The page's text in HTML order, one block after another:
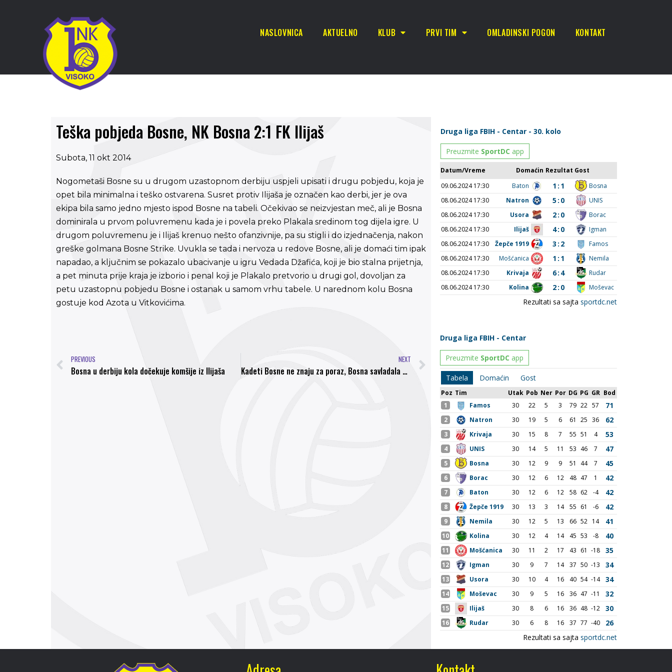
NASLOVNICA AKTUELNO KLUB PRVI TIM OMLADINSKI POGON KONTAKT
Teška pobjeda Bosne, NK Bosna 2:1 FK Ilijaš
Subota, 11 okt 2014
Nogometaši Bosne su u drugom uzastopnom derbiju uspjeli upisati i drugu pobjedu, koja je
opet bila minimalna i teško ostvarena. Susret protiv Ilijaša je označen kao derbi, jer je ova
ekipa bila samo jedno mjesto ispod Bosne na tabeli. Očekivao se neizvjestan meč, ali je Bosna
dominirala u prvom poluvremenu kada je i povela preko Plakala sredinom tog dijela igre. U
drugom poluvremenu je i Ilijaš krenuo nešto ofanzivnije, pa su stigli i do izjednačenja, nakon
greške golmana Bosne Strike. Uvukla se tada i nervoza u redove Bosne, ali je domaći tim ipak
napadao, a ključnim se pokazalo ubacivanje u igru Vedada Džafića, koji je bio stalna prijetnja,
a pet minuta prije kraja je izborio i penal koji je Plakalo pretvorio u drugi gol, dovoljan za
petu uzastopnu pobjedu Bosne i ostanak u samom vrhu tabele. U narednom kolu Bosna
gostuje kod Azota u Vitkovićima.
PREVIOUS
Bosna u derbiju kola dočekuje komšije iz Ilijaša
NEXT
Kadeti Bosne ne znaju za poraz, Bosna savladala Žepče i ostvarila devetu pobjedu u nizu